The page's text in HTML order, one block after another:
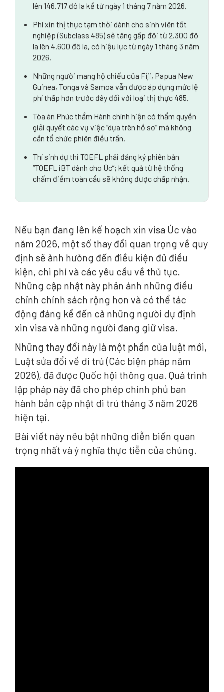
Chúng tôi có thể hỗ trợ như thế nào?
lên 146.717 đô la kể từ ngày 1 tháng 7 năm 2026.
Phí xin thị thực tạm thời dành cho sinh viên tốt
nghiệp (Subclass 485) sẽ tăng gấp đôi từ 2.300 đô
la lên 4.600 đô la, có hiệu lực từ ngày 1 tháng 3 năm
2026.
Những người mang hộ chiếu của Fiji, Papua New
Guinea, Tonga và Samoa vẫn được áp dụng mức lệ
phí thấp hơn trước đây đối với loại thị thực 485.
Tòa án Phúc thẩm Hành chính hiện có thẩm quyền
giải quyết các vụ việc “dựa trên hồ sơ” mà không
cần tổ chức phiên điều trần.
Thí sinh dự thi TOEFL phải đăng ký phiên bản
“TOEFL iBT dành cho Úc”; kết quả từ hệ thống
chấm điểm toàn cầu sẽ không được chấp nhận.
Nếu bạn đang lên kế hoạch xin visa Úc vào
năm 2026, một số thay đổi quan trọng về quy
định sẽ ảnh hưởng đến điều kiện đủ điều
kiện, chi phí và các yêu cầu về thủ tục.
Những cập nhật này phản ánh những điều
chỉnh chính sách rộng hơn và có thể tác
động đáng kể đến cả những người dự định
xin visa và những người đang giữ visa.
Những thay đổi này là một phần của luật mới,
Luật sửa đổi về di trú (Các biện pháp năm
2026), đã được Quốc hội thông qua. Quá trình
lập pháp này đã cho phép chính phủ ban
hành bản cập nhật di trú tháng 3 năm 2026
hiện tại.
Bài viết này nêu bật những diễn biến quan
trọng nhất và ý nghĩa thực tiễn của chúng.